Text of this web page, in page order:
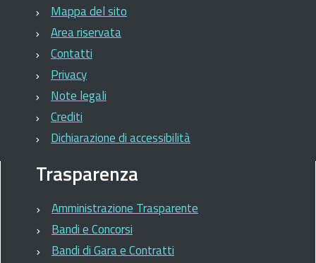
Mappa del sito
Area riservata
Contatti
Privacy
Note legali
Crediti
Dichiarazione di accessibilità
Trasparenza
Amministrazione Trasparente
Bandi e Concorsi
Bandi di Gara e Contratti